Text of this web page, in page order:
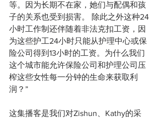
等。因为长期不在家，她们与配偶和孩
子的关系也受到损害。 除此之外这种24
小时工作制还伴随着非法克扣工资，因
为这些护工24小时只能从护理中心或保
险公司得到13小时的工资。为什么我们
这个城市能允许保险公司和护理公司压
榨这些女性每一分钟的生命来获取利
润？”
这集播客是我们对Zishun、Kathy的采